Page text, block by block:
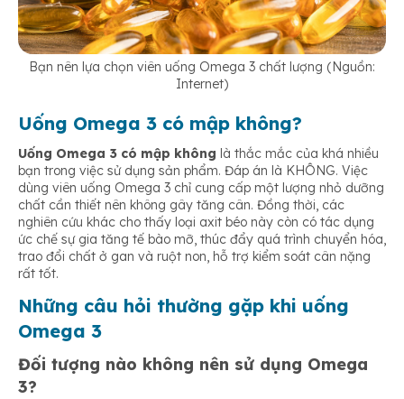
Bạn nên lựa chọn viên uống Omega 3 chất lượng (Nguồn:
Internet)
Uống Omega 3 có mập không?
Uống Omega 3 có mập không là thắc mắc của khá nhiều
bạn trong việc sử dụng sản phẩm. Đáp án là KHÔNG. Việc
dùng viên uống Omega 3 chỉ cung cấp một lượng nhỏ dưỡng
chất cần thiết nên không gây tăng cân. Đồng thời, các
nghiên cứu khác cho thấy loại axit béo này còn có tác dụng
ức chế sự gia tăng tế bào mỡ, thúc đẩy quá trình chuyển hóa,
trao đổi chất ở gan và ruột non, hỗ trợ kiểm soát cân nặng
rất tốt.
Những câu hỏi thường gặp khi uống
Omega 3
Đối tượng nào không nên sử dụng Omega
3?